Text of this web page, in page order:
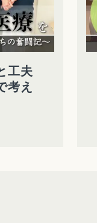
工夫
考え